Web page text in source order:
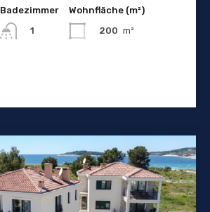
Badezimmer
1
Wohnfläche (m²)
200 m²